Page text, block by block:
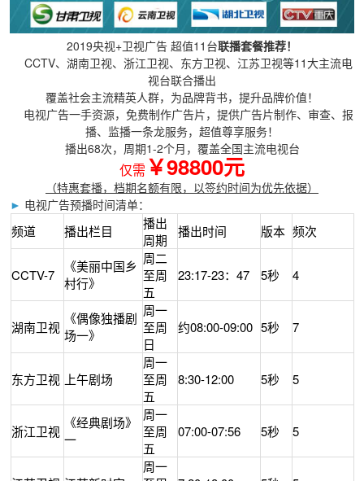
2019央视+卫视广告 超值11台联播套餐推荐！
CCTV、湖南卫视、浙江卫视、东方卫视、江苏卫视等11大主流电
视台联合播出
覆盖社会主流精英人群，为品牌背书，提升品牌价值！
电视广告一手资源，免费制作广告片，提供广告片制作、审查、报
播、监播一条龙服务，超值尊享服务！
播出68次，周期1-2个月，覆盖全国主流电视台
仅需 ￥98800元
（特惠套播，档期名额有限，以签约时间为优先依据）
► 电视广告预播时间清单：
频道 播出栏目
播出
周期
播出时间 版本 频次
CCTV-7
《美丽中国乡
村行》
周二
至周
五
23:17-23：47 5秒 4
湖南卫视
《偶像独播剧
场一》
周一
至周
日
约08:00-09:00 5秒 7
东方卫视 上午剧场
周一
至周
五
8:30-12:00 5秒 5
浙江卫视
《经典剧场》
一
周一
至周
五
07:00-07:56 5秒 5
周一